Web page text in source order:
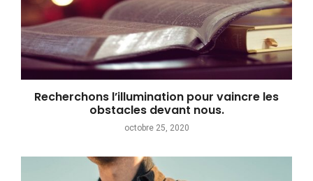
Recherchons l’illumination pour vaincre les
obstacles devant nous.
octobre 25, 2020